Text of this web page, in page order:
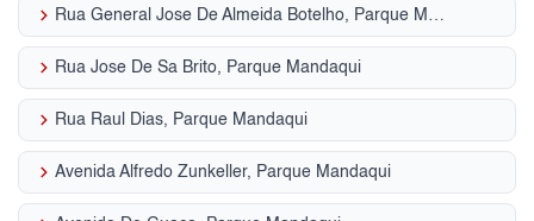
keyboard_arrow_right Rua General Jose De Almeida Botelho, Parque Mandaqui
keyboard_arrow_right Rua Jose De Sa Brito, Parque Mandaqui
keyboard_arrow_right Rua Raul Dias, Parque Mandaqui
keyboard_arrow_right Avenida Alfredo Zunkeller, Parque Mandaqui